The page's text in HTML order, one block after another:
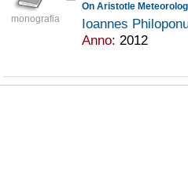
monografia
On Aristotle
Ioannes
Anno: 2012